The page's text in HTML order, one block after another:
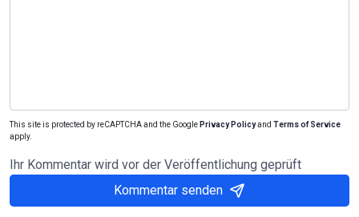
This site is protected by reCAPTCHA and the Google Privacy Policyand Terms of Service
apply.
Ihr Kommentar wird vor der Veröffentlichung geprüft
Kommentar senden